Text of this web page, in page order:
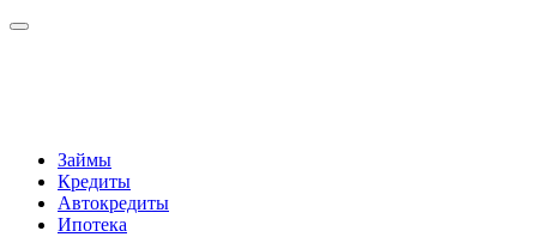
Займы
Кредиты
Автокредиты
Ипотека